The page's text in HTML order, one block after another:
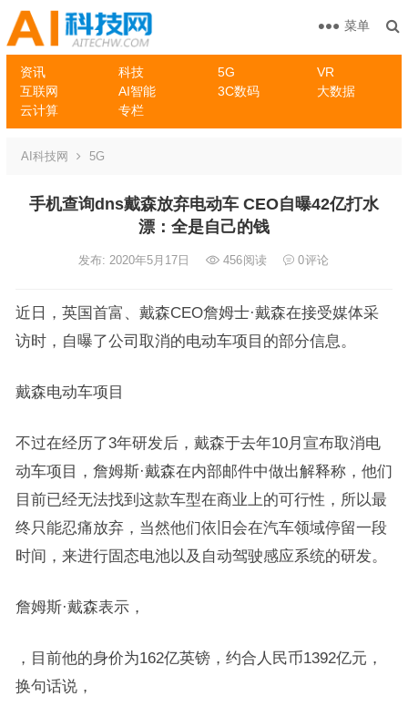
资讯 科技 5G
VR
互联网
AI智能 3C数码
大数据
云计算
专栏
菜单
AI科技网 5G
手机查询dns戴森放弃电动车 CEO自曝42亿打水
漂：全是自己的钱
发布: 2020年5月17日 456阅读 0评论
近日，英国首富、戴森CEO詹姆士·戴森在接受媒体采
访时，自曝了公司取消的电动车项目的部分信息。
戴森电动车项目
不过在经历了3年研发后，戴森于去年10月宣布取消电
动车项目，詹姆斯·戴森在内部邮件中做出解释称，他们
目前已经无法找到这款车型在商业上的可行性，所以最
终只能忍痛放弃，当然他们依旧会在汽车领域停留一段
时间，来进行固态电池以及自动驾驶感应系统的研发。
詹姆斯·戴森表示，
，目前他的身价为162亿英镑，约合人民币1392亿元，
换句话说，